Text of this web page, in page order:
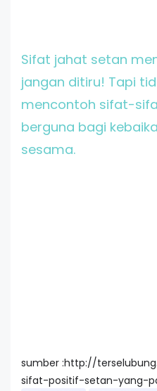
Sifat jahat setan
jangan ditiru! Tapi
mencontoh sifat-
berguna bagi
sesama.
sumber :http://
sifat-positif-setan-yang-